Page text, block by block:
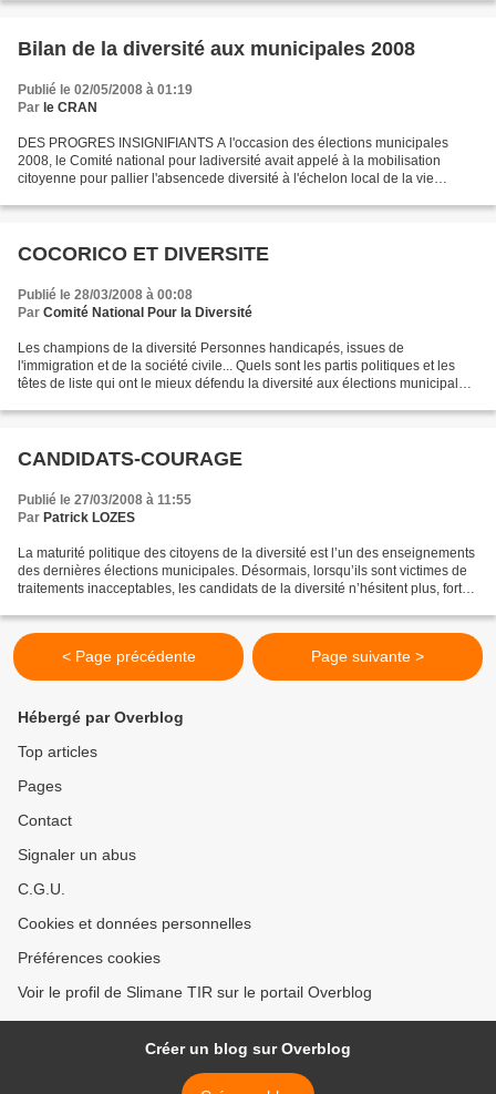
Bilan de la diversité aux municipales 2008
Publié le 02/05/2008 à 01:19
Par le CRAN
DES PROGRES INSIGNIFIANTS A l'occasion des élections municipales
2008, le Comité national pour ladiversité avait appelé à la mobilisation
citoyenne pour pallier l'absencede diversité à l'échelon local de la vie
COCORICO ET DIVERSITE
Publié le 28/03/2008 à 00:08
Par Comité National Pour la Diversité
Les champions de la diversité Personnes handicapés, issues de
l'immigration et de la société civile... Quels sont les partis politiques et les
têtes de liste qui ont le mieux défendu la diversité aux élections municipales
CANDIDATS-COURAGE
Publié le 27/03/2008 à 11:55
Par Patrick LOZES
La maturité politique des citoyens de la diversité est l’un des enseignements
des dernières élections municipales. Désormais, lorsqu’ils sont victimes de
traitements inacceptables, les candidats de la diversité n’hésitent plus, fort
< Page précédente Page suivante >
Hébergé par Overblog
Top articles
Pages
Contact
Signaler un abus
C.G.U.
Cookies et données personnelles
Préférences cookies
Voir le profil de Slimane TIR sur le portail Overblog
Créer un blog sur Overblog